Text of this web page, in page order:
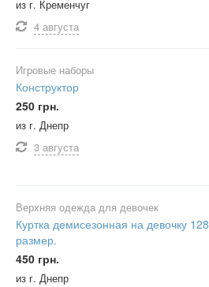
из г. Кременчуг
4 августа
Игровые наборы
Конструктор
250 грн.
из г. Днепр
3 августа
Верхняя одежда для девочек
Куртка демисезонная на девочку 128
размер.
450 грн.
из г. Днепр